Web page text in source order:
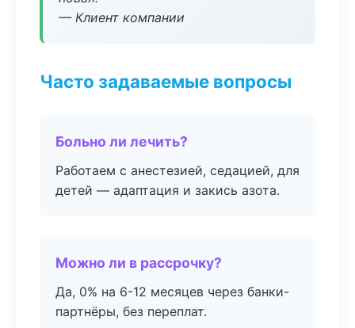
— Клиент компании
Часто задаваемые вопросы
Больно ли лечить?
Работаем с анестезией, седацией, для
детей — адаптация и закись азота.
Можно ли в рассрочку?
Да, 0% на 6-12 месяцев через банки-
партнёры, без переплат.